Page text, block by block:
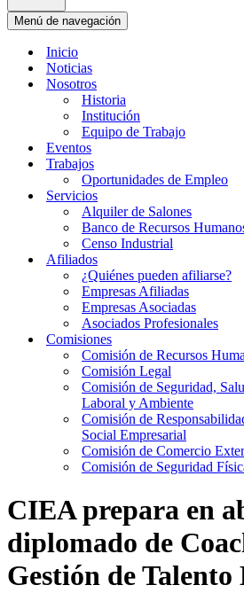
Menú de navegación
Inicio
Noticias
Nosotros
Historia
Institución
Equipo de Trabajo
Eventos
Trabajos
Oportunidades de Empleo
Servicios
Alquiler de Salones
Banco de Recursos
Censo Industrial
Afiliados
¿Quiénes pueden afiliarse?
Empresas Afiliadas
Empresas Asociadas
Asociados Profesionales
Comisiones
Comisión de Recursos
Comisión Legal
Comisión de Seguridad,
Laboral y Ambiente
Comisión de
Social Empresarial
Comisión de Comercio
Comisión de Seguridad
CIEA prepara en
diplomado de
Gestión de